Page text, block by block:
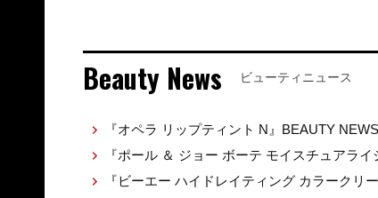
Beauty News ビューティニュース
『オペラ リップティント N』BEAUTY
『ポール ＆ ジョー ボーテ モイスチュアラ
『ビーエー ハイドレイティング カラークリ